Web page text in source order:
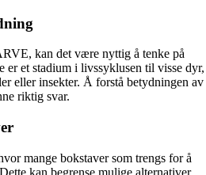
kan det være nyttig å tenke på
er et stadium i livssyklusen til visse dyr,
eller insekter. Å forstå betydningen av
riktig svar.
mange bokstaver som trengs for å
kan begrense mulige alternativer